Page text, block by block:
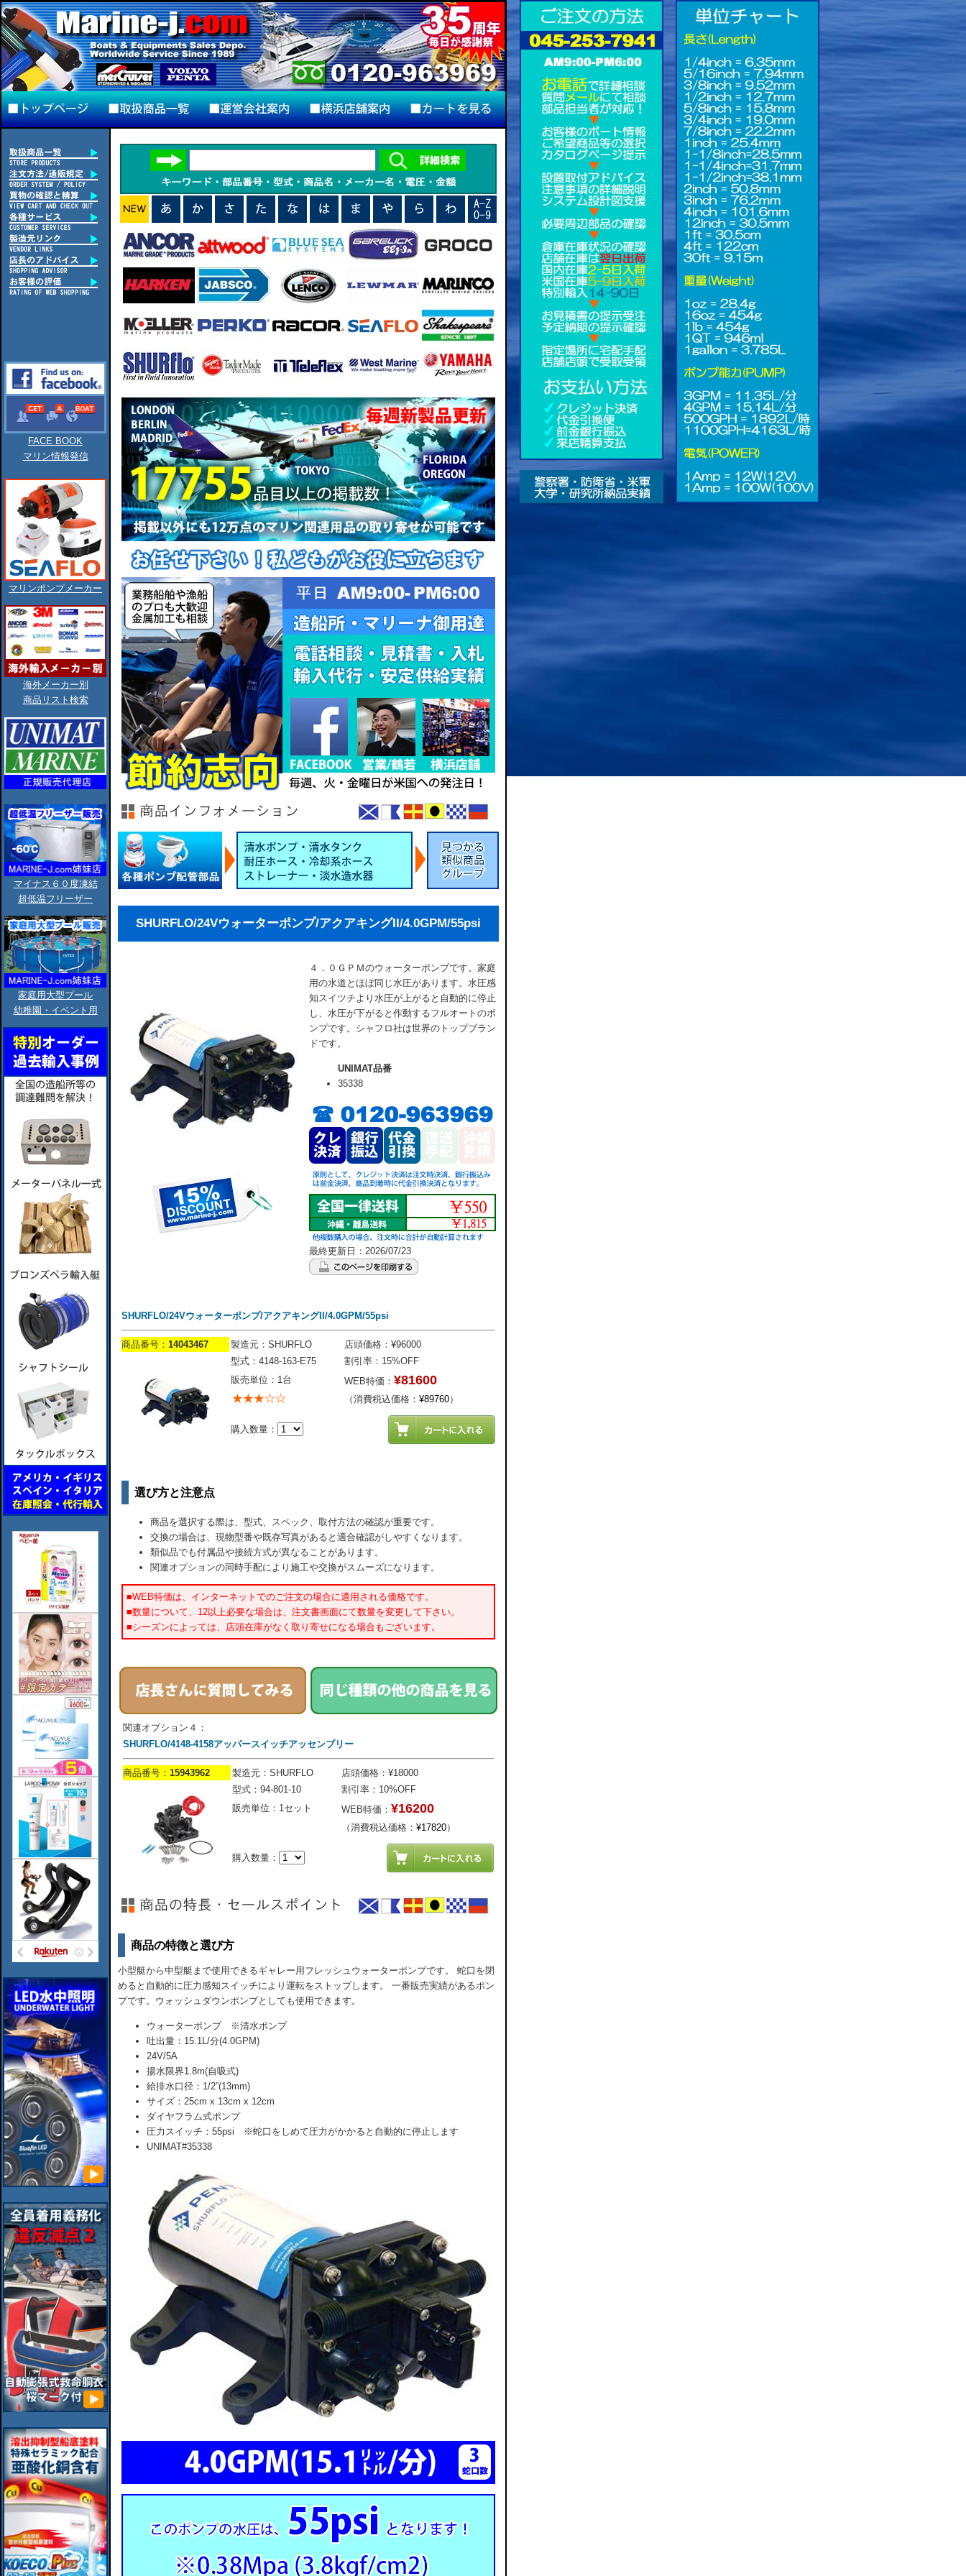
FACE BOOK
マリン情報発信
マリンポンプメーカー
海外メーカー別
商品リスト検索
マイナス６０度凍結
超低温フリーザー
家庭用大型プール
幼稚園・イベント用
SHURFLO/24Vウォーターポンプ/アクアキングII/4.0GPM/55psi
４．０ＧＰＭのウォーターポンプです。家庭
用の水道とほぼ同じ水圧があります。水圧感
知スイツチより水圧が上がると自動的に停止
し、水圧が下がると作動するフルオートのポ
ンプです。シャフロ社は世界のトップブラン
ドです。
UNIMAT品番
35338
最終更新日：2026/07/23
SHURFLO/24Vウォーターポンプ/アクアキングII/4.0GPM/55psi
商品番号： 14043467 製造元：SHURFLO
店頭価格：¥96000
型式：4148-163-E75
割引率：15%OFF
販売単位：1台
WEB特価： ¥81600
（消費税込価格： ¥89760）
購入数量：
選び方と注意点
商品を選択する際は、型式、スペック、取付方法の確認が重要です。
交換の場合は、現物型番や既存写真があると適合確認がしやすくなります。
類似品でも付属品や接続方式が異なることがあります。
関連オプションの同時手配により施工や交換がスムーズになります。
■WEB特価は、インターネットでのご注文の場合に適用される価格です。
■数量について、12以上必要な場合は、注文書画面にて数量を変更して下さい。
■シーズンによっては、店頭在庫がなく取り寄せになる場合もございます。
関連オプション４：
SHURFLO/4148-4158アッパースイッチアッセンブリー
商品番号： 15943962 製造元：SHURFLO
店頭価格：¥18000
型式：94-801-10
割引率：10%OFF
販売単位：1セット
WEB特価： ¥16200
（消費税込価格： ¥17820）
購入数量：
商品の特徴と選び方
小型艇から中型艇まで使用できるギャレー用フレッシュウォーターポンプです。 蛇口を閉
めると自動的に圧力感知スイッチにより運転をストップします。 一番販売実績があるポン
プです。ウォッシュダウンポンプとしても使用できます。
ウォーターポンプ ※清水ポンプ
吐出量：15.1L/分(4.0GPM)
24V/5A
揚水限界1.8m(自吸式)
給排水口径：1/2”(13mm)
サイズ：25cm x 13cm x 12cm
ダイヤフラム式ポンプ
圧力スイッチ：55psi ※蛇口をしめて圧力がかかると自動的に停止します
UNIMAT#35338